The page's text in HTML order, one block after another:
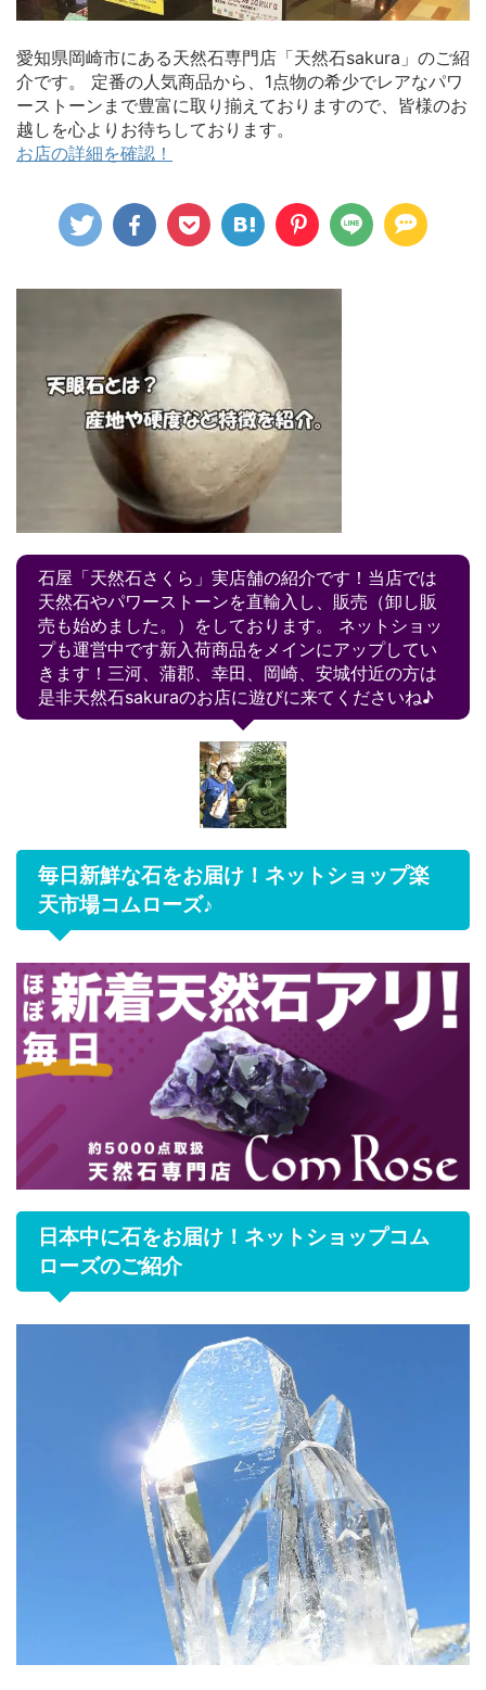
愛知県岡崎市にある天然石専門店「天然石sakura」のご紹
介です。 定番の人気商品から、1点物の希少でレアなパワ
ーストーンまで豊富に取り揃えておりますので、皆様のお
越しを心よりお待ちしております。
お店の詳細を確認！
石屋「天然石さくら」実店舗の紹介です！当店では
天然石やパワーストーンを直輸入し、販売（卸し販
売も始めました。）をしております。 ネットショッ
プも運営中です新入荷商品をメインにアップしてい
きます！三河、蒲郡、幸田、岡崎、安城付近の方は
是非天然石sakuraのお店に遊びに来てくださいね♪
毎日新鮮な石をお届け！ネットショップ楽
天市場コムローズ♪
日本中に石をお届け！ネットショップコム
ローズのご紹介